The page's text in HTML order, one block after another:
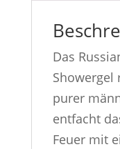
Das
Showergel
purer
entfacht
Feuer mit